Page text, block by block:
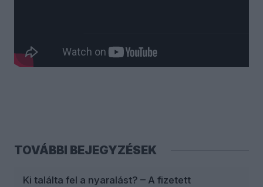
Bejelentkezés
TOVÁBBI BEJEGYZÉSEK
Ki találta fel a nyaralást? – A fizetett